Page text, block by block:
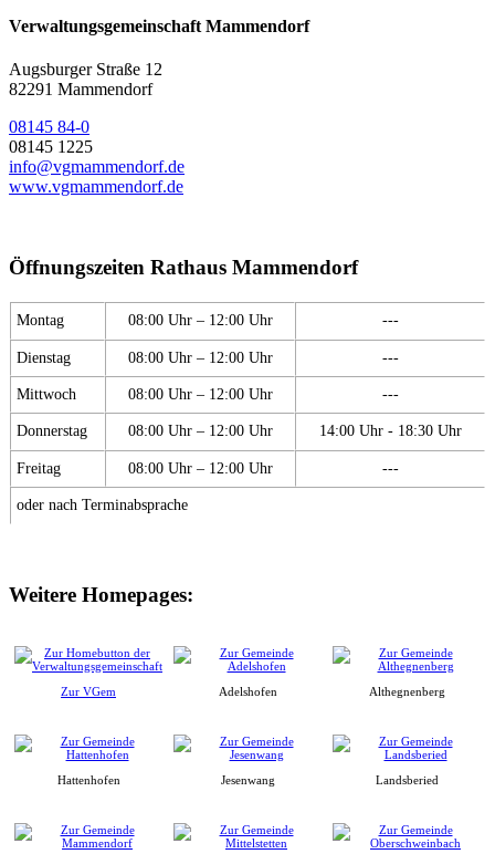
Verwaltungsgemeinschaft Mammendorf
Augsburger Straße 12
82291 Mammendorf
08145 84-0
08145 1225
info@vgmammendorf.de
www.vgmammendorf.de
Öffnungszeiten Rathaus Mammendorf
Montag 08:00 Uhr – 12:00 Uhr ---
Dienstag 08:00 Uhr – 12:00 Uhr ---
Mittwoch 08:00 Uhr – 12:00 Uhr ---
Donnerstag 08:00 Uhr – 12:00 Uhr 14:00 Uhr - 18:30 Uhr
Freitag 08:00 Uhr – 12:00 Uhr ---
oder nach Terminabsprache
Weitere Homepages:
Zur VGem Adelshofen Althegnenberg
Hattenhofen Jesenwang Landsberied